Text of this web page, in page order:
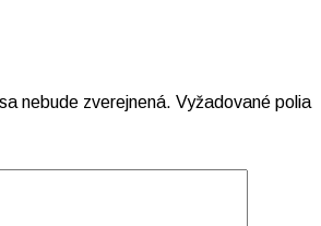
nebude zverejnená. Vyžadované polia